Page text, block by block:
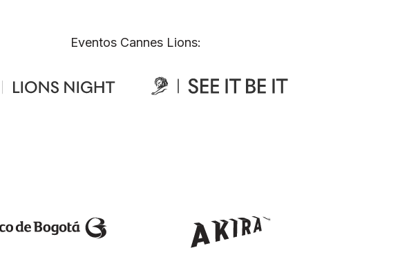
Eventos Cannes Lions: